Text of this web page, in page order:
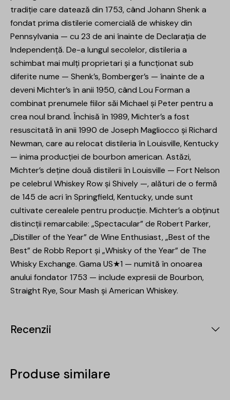
tradiție care datează din 1753, când Johann Shenk a
fondat prima distilerie comercială de whiskey din
Pennsylvania — cu 23 de ani înainte de Declarația de
Independență. De-a lungul secolelor, distileria a
schimbat mai mulți proprietari și a funcționat sub
diferite nume — Shenk’s, Bomberger’s — înainte de a
deveni Michter’s în anii 1950, când Lou Forman a
combinat prenumele fiilor săi Michael și Peter pentru a
crea noul brand. Închisă în 1989, Michter’s a fost
resuscitată în anii 1990 de Joseph Magliocco și Richard
Newman, care au relocat distileria în Louisville, Kentucky
— inima producției de bourbon american. Astăzi,
Michter’s deține două distilerii în Louisville — Fort Nelson
pe celebrul Whiskey Row și Shively —, alături de o fermă
de 145 de acri în Springfield, Kentucky, unde sunt
cultivate cerealele pentru producție. Michter’s a obținut
distincții remarcabile: „Spectacular” de Robert Parker,
„Distiller of the Year” de Wine Enthusiast, „Best of the
Best” de Robb Report și „Whisky of the Year” de The
Whisky Exchange. Gama US★1 — numită în onoarea
anului fondator 1753 — include expresii de Bourbon,
Straight Rye, Sour Mash și American Whiskey.
Recenzii
Produse similare